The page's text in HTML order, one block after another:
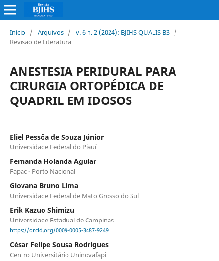
Início / Arquivos / v. 6 n. 2 (2024): BJIHS QUALIS B3 /
Revisão de Literatura
ANESTESIA PERIDURAL PARA
CIRURGIA ORTOPÉDICA DE
QUADRIL EM IDOSOS
Eliel Pessôa de Souza Júnior
Universidade Federal do Piauí
Fernanda Holanda Aguiar
Fapac - Porto Nacional
Giovana Bruno Lima
Universidade Federal de Mato Grosso do Sul
Erik Kazuo Shimizu
Universidade Estadual de Campinas
https://orcid.org/0009-0005-3487-9249
César Felipe Sousa Rodrigues
Centro Universitário Uninovafapi